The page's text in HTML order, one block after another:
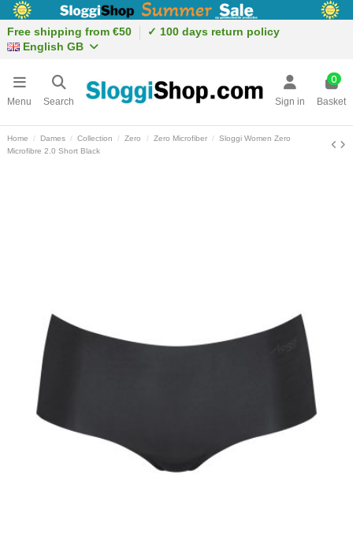
Free shipping from €50
✓ 100 days return policy
English GB
Menu Search Sign in
0
Basket
Home Dames Collection Zero Zero Microfiber
Sloggi Women Zero
Microfibre 2.0 Short Black